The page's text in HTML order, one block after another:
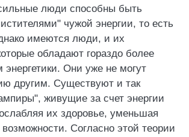
люди способны быть
чужой энергии, то есть
имеются люди, и их
обладают гораздо более
энергетики. Они уже не могут
другим. Существуют и так
живущие за счет энергии
их здоровье, уменьшая
возможности. Согласно этой теории